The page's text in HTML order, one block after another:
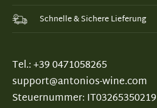
Schnelle & Sichere Lieferung
Tel.: +39 0471058265
support@antonios-wine.com
Steuernummer: IT03265350219